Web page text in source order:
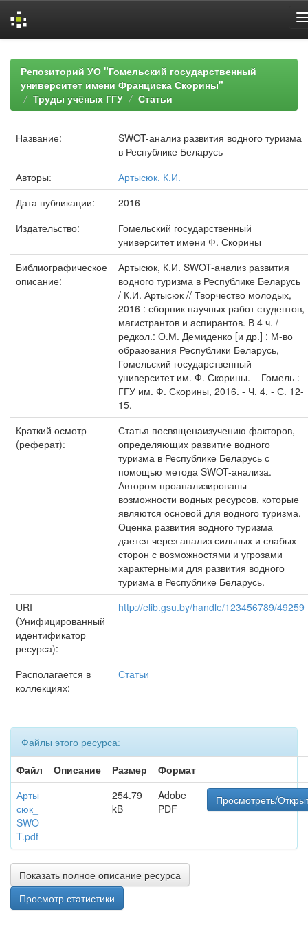
navigationРепозиторий УО "Гомельский государственный
университет имени Франциска Скорины"
Труды учёных ГГУ
Статьи
Название:
SWOT-анализ развития водного туризма
в Республике Беларусь
Авторы:
Артысюк, К.И.
Дата публикации:
2016
Издательство:
Гомельский государственный
университет имени Ф. Скорины
Библиографическое
описание:
Артысюк, К.И. SWOT-анализ развития
водного туризма в Республике Беларусь
/ К.И. Артысюк // Творчество молодых,
2016 : сборник научных работ студентов,
магистрантов и аспирантов. В 4 ч. /
редкол.: О.М. Демиденко [и др.] ; М-во
образования Республики Беларусь,
Гомельский государственный
университет им. Ф. Скорины. – Гомель :
ГГУ им. Ф. Скорины, 2016. - Ч. 4. - С. 12-
15.
Краткий осмотр
(реферат):
Статья посвященаизучению факторов,
определяющих развитие водного
туризма в Республике Беларусь с
помощью метода SWOT-анализа.
Автором проанализированы
возможности водных ресурсов, которые
являются основой для водного туризма.
Оценка развития водного туризма
дается через анализ сильных и слабых
сторон с возможностями и угрозами
характерными для развития водного
туризма в Республике Беларусь.
URI
(Унифицированный
идентификатор
ресурса):
http://elib.gsu.by/handle/123456789/49259
Располагается в
коллекциях:
Статьи
Файлы этого ресурса:
Файл
Описание Размер
Формат
Арты
сюк_
SWO
T.pdf
254.79
kB
Adobe
PDF
Просмотреть/
Показать полное описание ресурса
Просмотр статистики